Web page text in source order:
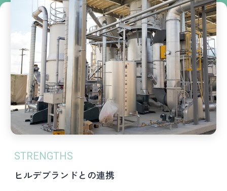
STRENGTHS
ヒルデブランドとの連携